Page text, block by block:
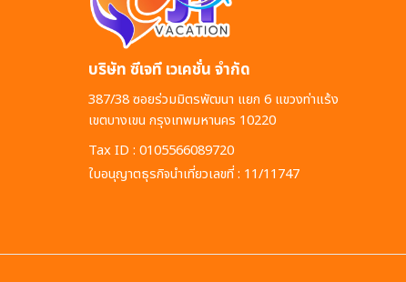
บริษัท ซีเจที เวเคชั่น จำกัด
387/38 ซอยร่วมมิตรพัฒนา แยก 6 แขวงท่าแร้ง
เขตบางเขน กรุงเทพมหานคร 10220
Tax ID : 0105566089720
ใบอนุญาตธุรกิจนำเที่ยวเลขที่ : 11/11747